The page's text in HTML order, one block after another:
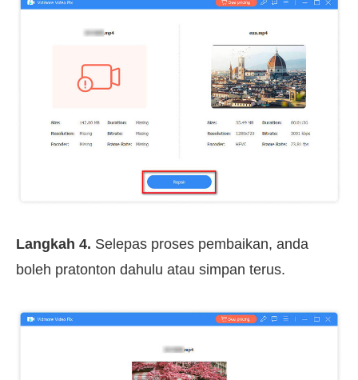
Langkah 4. Selepas proses pembaikan, anda
boleh pratonton dahulu atau simpan terus.